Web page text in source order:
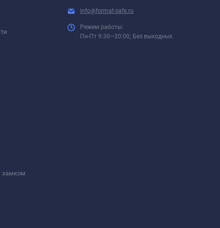
замком
info@format-safe.ru
Режим работы:
Пн-Пт 9:30—20:00; Без выходных.